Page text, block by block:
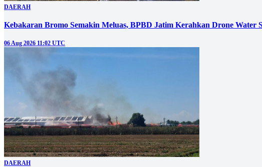
DAERAH
Kebakaran Bromo Semakin Meluas, BPBD Jatim Kerahkan Drone Water
06 Aug 2026 11:02 UTC
DAERAH